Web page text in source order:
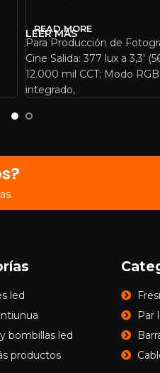
READ MORE
Para Producción de
Cine Salida: 377 lux a 3,3′
12.000 mil CCT; Modo
integrado,
led
bombillas led
productos
Par